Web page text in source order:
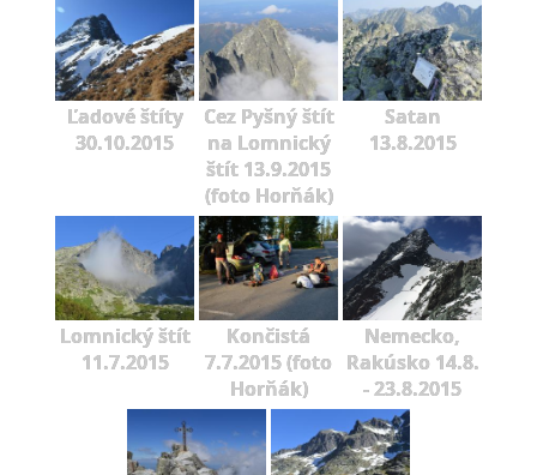
Ľadové štíty
30.10.2015
Cez Pyšný štít
na Lomnický
štít 13.9.2015
(foto Horňák)
Satan
13.8.2015
Lomnický štít
11.7.2015
Končistá
7.7.2015 (foto
Horňák)
Nemecko,
Rakúsko 14.8.
- 23.8.2015